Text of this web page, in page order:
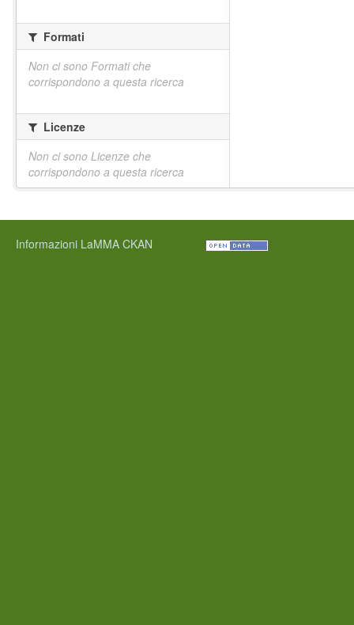
Formati
Non ci sono Formati che
corrispondono a questa ricerca
Licenze
Non ci sono Licenze che
corrispondono a questa ricerca
Informazioni LaMMA CKAN